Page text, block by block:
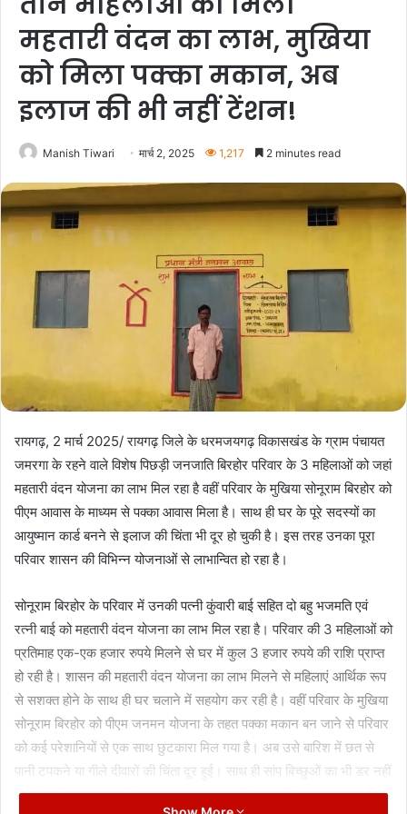
महतारी वंदन का लाभ, मुखिया
को मिला पक्का मकान, अब
इलाज की भी नहीं टेंशन!
Manish Tiwari मार्च 2, 2025 1,217 2 minutes read
रायगढ़, 2 मार्च 2025/ रायगढ़ जिले के धरमजयगढ़ विकासखंड के ग्राम पंचायत
जमरगा के रहने वाले विशेष पिछड़ी जनजाति बिरहोर परिवार के 3 महिलाओं को जहां
महतारी वंदन योजना का लाभ मिल रहा है वहीं परिवार के मुखिया सोनूराम बिरहोर को
पीएम आवास के माध्यम से पक्का आवास मिला है। साथ ही घर के पूरे सदस्यों का
आयुष्मान कार्ड बनने से इलाज की चिंता भी दूर हो चुकी है। इस तरह उनका पूरा
परिवार शासन की विभिन्न योजनाओं से लाभान्वित हो रहा है।
सोनूराम बिरहोर के परिवार में उनकी पत्नी कुंवारी बाई सहित दो बहु भजमति एवं
रत्नी बाई को महतारी वंदन योजना का लाभ मिल रहा है। परिवार की 3 महिलाओं को
प्रतिमाह एक-एक हजार रुपये मिलने से घर में कुल 3 हजार रुपये की राशि प्राप्त
हो रही है। शासन की महतारी वंदन योजना का लाभ मिलने से महिलाएं आर्थिक रूप
से सशक्त होने के साथ ही घर चलाने में सहयोग कर रही है। वहीं परिवार के मुखिया
सोनूराम बिरहोर को पीएम जनमन योजना के तहत पक्का मकान बन जाने से परिवार
को कई परेशानियों से एक साथ छुटकारा मिल गया है। अब उसे बारिश में छत से
पानी टपकने या गीले दीवारों की चिंता दूर हुई। साथ ही सांप बिच्छुओं का भी डर नहीं
रहा। उन्होंने प्रधानमंत्री आवास योजना के लाभ मिलने से जिला प्रशासन सहित